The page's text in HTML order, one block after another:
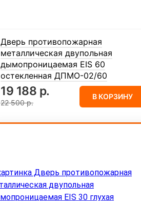
Дверь противопожарная
металлическая двупольная
дымопроницаемая EIS 60
остекленная ДПМО-02/60
19 188 р.
22 500 р.
В КОРЗИНУ